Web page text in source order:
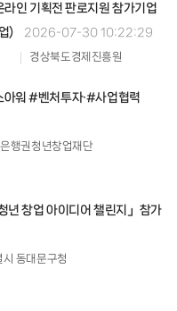
라인 기획전 판로지원 참가기업
) 2026-07-30 10:22:29
경상북도경제진흥원
아워 #벤처투자·#사업협력
행권청년창업재단
년 창업 아이디어 챌린지」참가
동대문구청